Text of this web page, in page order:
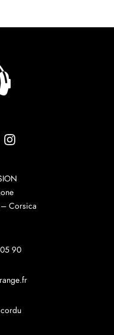
Corsica
90